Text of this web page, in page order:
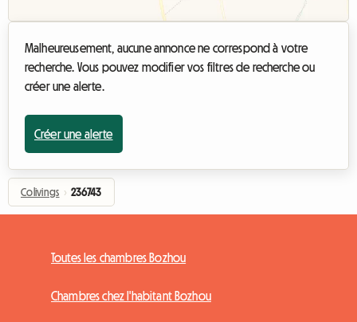
Malheureusement, aucune annonce ne correspond à votre
recherche. Vous pouvez modifier vos filtres de recherche ou
créer une alerte.
Créer une alerte
Colivings › 236743
Toutes les chambres Bozhou
Chambres chez l'habitant Bozhou